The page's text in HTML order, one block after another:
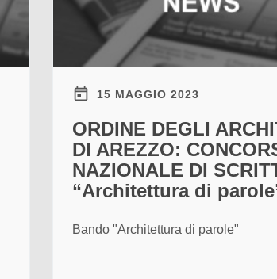
15 MAGGIO 2023
ORDINE DEGLI
DI AREZZO:
NAZIONALE DI
“Architettura di
Bando "Architettura di parole"